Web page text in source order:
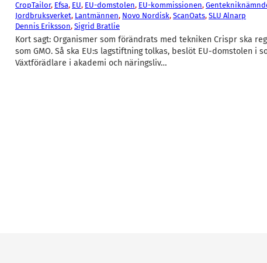
CropTailor, Efsa, EU, EU-domstolen, EU-kommissionen,
Jordbruksverket, Lantmännen, Novo Nordisk, ScanOats, SLU Alnarp
Dennis Eriksson, Sigrid Bratlie
Kort sagt: Organismer som förändrats med tekniken Crispr ska
som GMO. Så ska EU:s lagstiftning tolkas, beslöt EU-domstolen i
Växtförädlare i akademi och näringsliv…